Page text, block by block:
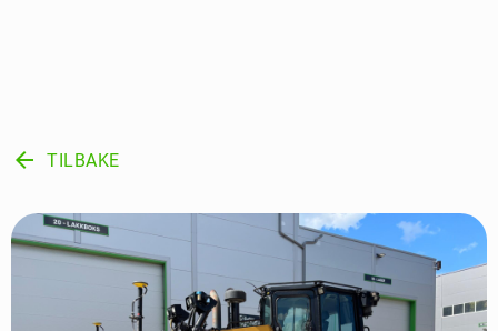
arrow_back TILBAKE